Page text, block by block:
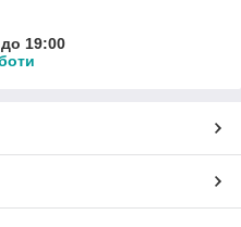
19:00